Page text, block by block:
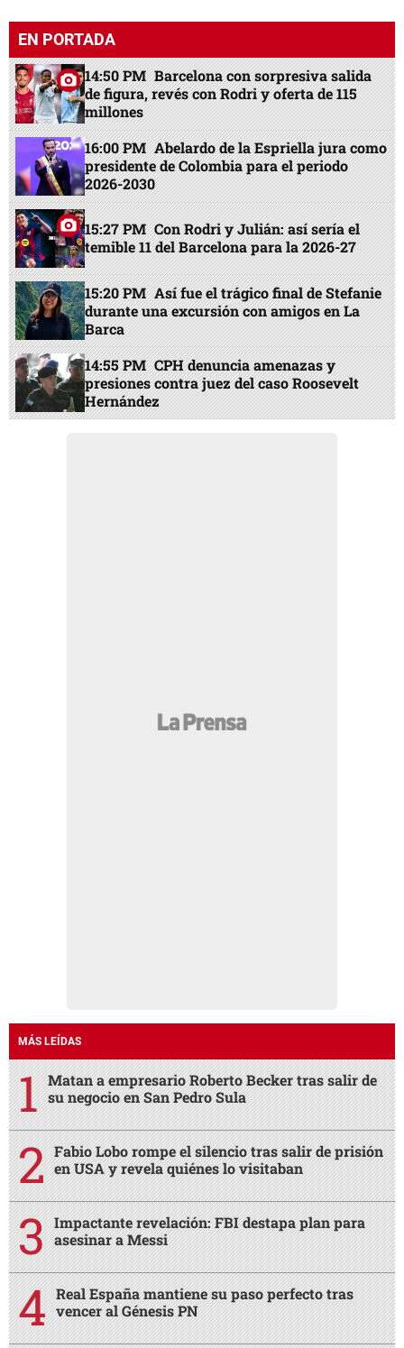
EN PORTADA
14:50 PM Barcelona con sorpresiva salida
de figura, revés con Rodri y oferta de 115
millones
16:00 PM Abelardo de la Espriella jura como
presidente de Colombia para el periodo
2026-2030
15:27 PM Con Rodri y Julián: así sería el
temible 11 del Barcelona para la 2026-27
15:20 PM Así fue el trágico final de Stefanie
durante una excursión con amigos en La
Barca
14:55 PM CPH denuncia amenazas y
presiones contra juez del caso Roosevelt
Hernández
MÁS LEÍDAS
Matan a empresario Roberto Becker tras salir de
su negocio en San Pedro Sula
Fabio Lobo rompe el silencio tras salir de prisión
en USA y revela quiénes lo visitaban
Impactante revelación: FBI destapa plan para
asesinar a Messi
Real España mantiene su paso perfecto tras
vencer al Génesis PN